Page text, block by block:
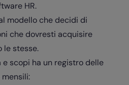
HR.
modello che decidi di
che dovresti acquisire
le stesse.
scopi ha un registro delle